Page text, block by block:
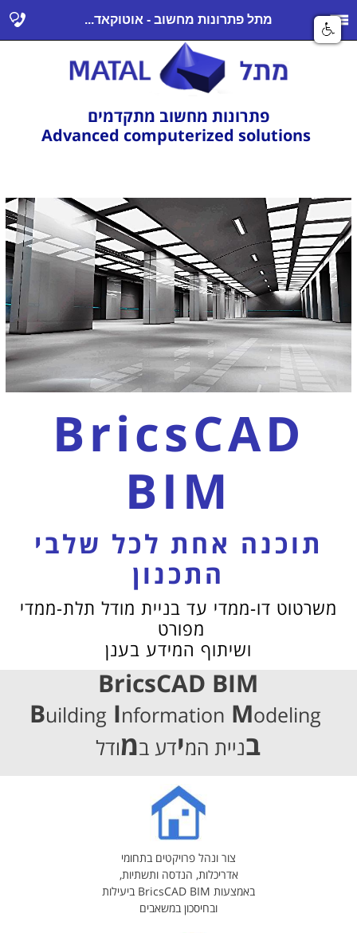
מתל פתרונות מחשוב - אוטוקאד...
פתרונות מחשוב מתקדמים
BricsCAD
BIM
תוכנה אחת לכל שלבי
התכנון
BricsCAD BIM
Building Information Modeling
בניית המידע במודל
משרטוט דו-ממדי עד בניית מודל תלת-ממדי
מפורט
ושיתוף המידע בענן
צור ונהל פרויקטים בתחומי
אדריכלות, הנדסה ותשתיות,
באמצעות BricsCAD BIM ביעילות
ובחיסכון במשאבים